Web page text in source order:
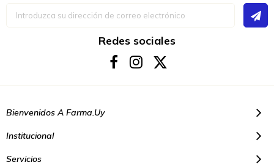
Redes sociales
Bienvenidos A Farma.uy
Institucional
Servicios